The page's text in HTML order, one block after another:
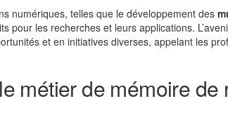
numériques, telles que le développement des
pour les recherches et leurs applications.
et en initiatives diverses, appelant les
métier de mémoire